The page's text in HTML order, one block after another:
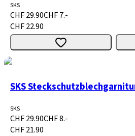
SKS
CHF 29.90CHF 7.-
CHF 22.90
SKS
CHF 29.90CHF 8.-
CHF 21.90